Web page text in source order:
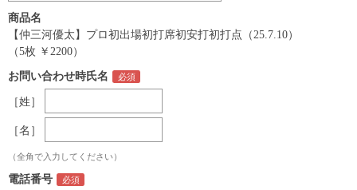
商品名
【仲三河優太】プロ初出場初打席初安打初打点（25.7.10）
（5枚 ￥2200）
お問い合わせ時氏名
［姓］
［名］
（全角で入力してください）
電話番号